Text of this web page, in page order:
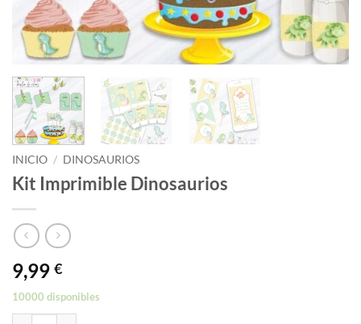
INICIO / DINOSAURIOS
Kit Imprimible Dinosaurios
9,99 €
10000 disponibles